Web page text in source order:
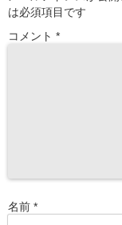
は必須項目です
コメント *
名前 *